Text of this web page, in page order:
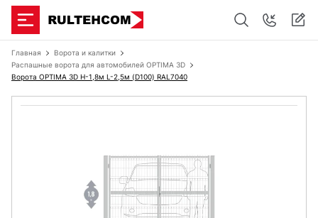
Главная
Ворота и калитки
Распашные ворота для автомобилей OPTIMA 3D
Ворота OPTIMA 3D H-1,8м L-2,5м (D100) RAL7040